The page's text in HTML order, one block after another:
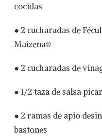
cocidas
● 2 cucharadas de
Maizena®
● 2 cucharadas de
● 1/2 taza de salsa
● 2 ramas de apio
bastones